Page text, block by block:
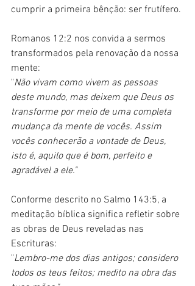
cumprir a primeira bênção: ser frutífero.
Romanos 12:2 nos convida a sermos
transformados pela renovação da nossa
mente:
"Não vivam como vivem as pessoas
deste mundo, mas deixem que Deus os
transforme por meio de uma completa
mudança da mente de vocês. Assim
vocês conhecerão a vontade de Deus,
isto é, aquilo que é bom, perfeito e
agradável a ele."
Conforme descrito no Salmo 143:5, a
meditação bíblica significa refletir sobre
as obras de Deus reveladas nas
Escrituras:
"Lembro-me dos dias antigos; considero
todos os teus feitos; medito na obra das